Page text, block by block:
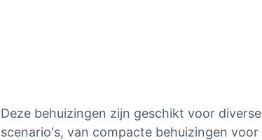
Deze behuizingen zijn geschikt voor diverse
scenario's, van compacte behuizingen voor